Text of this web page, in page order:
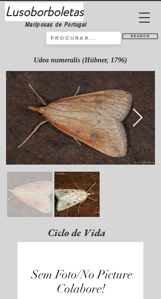
Lusoborboletas
Mariposas de Portugal
Search
Udea numeralis (Hübner, 1796)
Ciclo de Vida